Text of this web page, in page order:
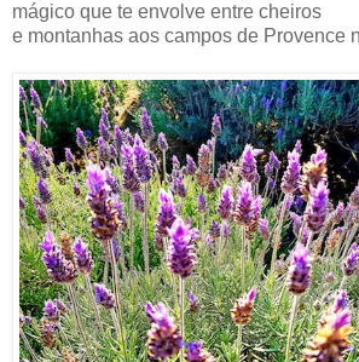
mágico que te envolve entre cheiros
e montanhas aos campos de Provence